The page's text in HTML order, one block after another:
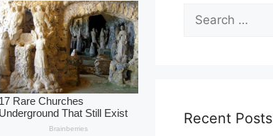
Search
for:
Recent Posts